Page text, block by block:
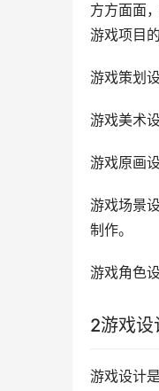
方方面面
游戏项目
游戏策划
游戏美术
游戏原画
游戏场景
制作。
游戏角色
2游戏设
游戏设计